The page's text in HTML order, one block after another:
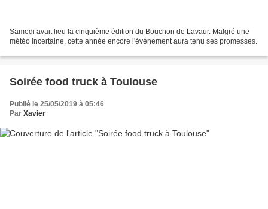
Samedi avait lieu la cinquième édition du Bouchon de Lavaur. Malgré une
météo incertaine, cette année encore l'événement aura tenu ses promesses.
Soirée food truck à Toulouse
Publié le 25/05/2019 à 05:46
Par Xavier